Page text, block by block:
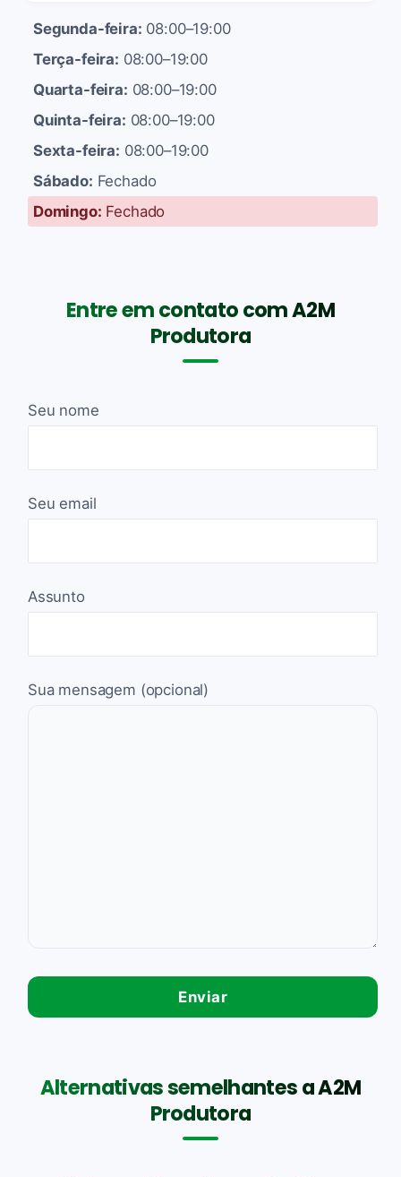
Segunda-feira: 08:00–19:00
Terça-feira: 08:00–19:00
Quarta-feira: 08:00–19:00
Quinta-feira: 08:00–19:00
Sexta-feira: 08:00–19:00
Sábado: Fechado
Domingo: Fechado
Entre em contato com A2M
Produtora
Seu nome
Seu email
Assunto
Sua mensagem (opcional)
Alternativas semelhantes a A2M
Produtora